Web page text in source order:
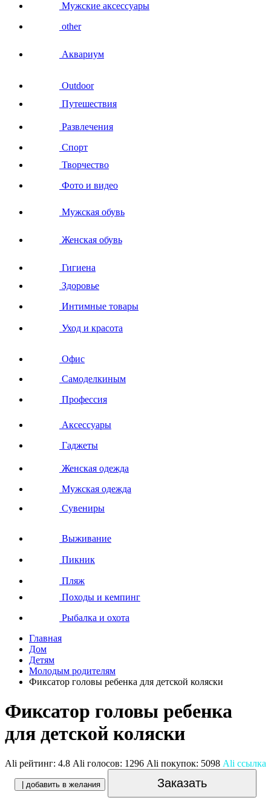
Мужские аксессуары
other
Аквариум
Outdoor
Путешествия
Развлечения
Спорт
Творчество
Фото и видео
Мужская обувь
Женская обувь
Гигиена
Здоровье
Интимные товары
Уход и красота
Офис
Самоделкиным
Профессия
Аксессуары
Гаджеты
Женская одежда
Мужская одежда
Сувениры
Выживание
Пикник
Пляж
Походы и кемпинг
Рыбалка и охота
Главная
Дом
Детям
Молодым родителям
Фиксатор головы ребенка для детской коляски
Фиксатор головы ребенка
для детской коляски
Ali рейтинг: 4.8 Ali голосов: 1296 Ali покупок: 5098 Ali ссылка
| добавить в желания Заказать